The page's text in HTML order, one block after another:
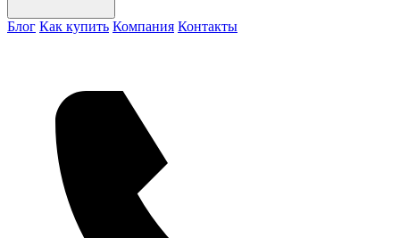
Блог Как купить Компания Контакты